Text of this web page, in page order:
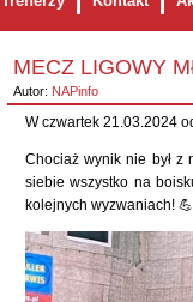
MECZ LIGOWY
Autor: NAPinfo
W czwartek 21.03.2024
Chociaż wynik nie był z
siebie wszystko na
kolejnych wyzwaniach!